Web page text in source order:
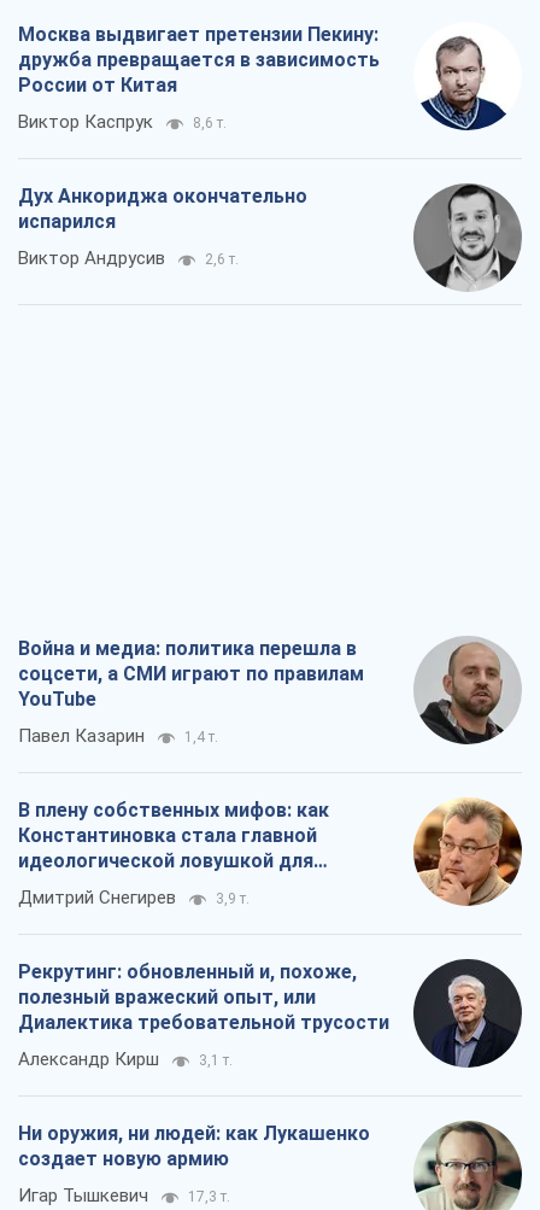
Москва выдвигает претензии Пекину:
дружба превращается в зависимость
России от Китая
Виктор Каспрук 8,6 т.
Дух Анкориджа окончательно
испарился
Виктор Андрусив 2,6 т.
Война и медиа: политика перешла в
соцсети, а СМИ играют по правилам
YouTube
Павел Казарин 1,4 т.
В плену собственных мифов: как
Константиновка стала главной
идеологической ловушкой для
российских оккупантов
Дмитрий Снегирев 3,9 т.
Рекрутинг: обновленный и, похоже,
полезный вражеский опыт, или
Диалектика требовательной трусости
Александр Кирш 3,1 т.
Ни оружия, ни людей: как Лукашенко
создает новую армию
Игар Тышкевич 17,3 т.